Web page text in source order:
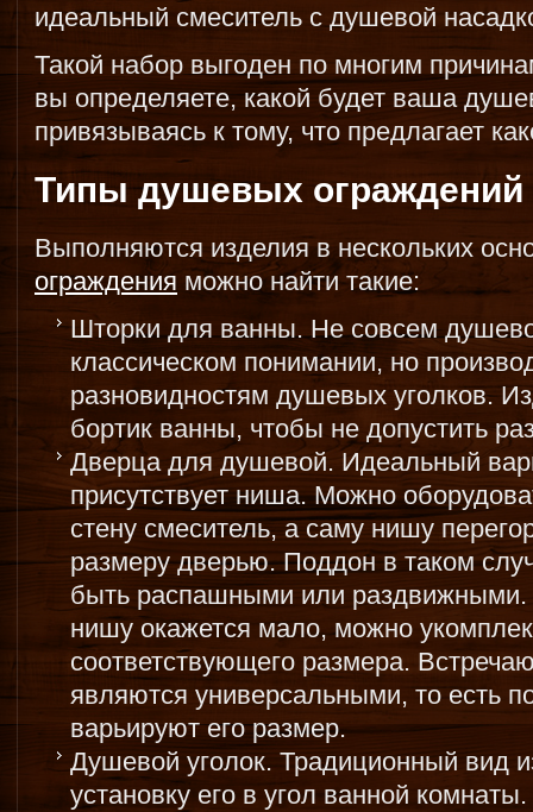
идеальный смеситель с душевой
Такой набор выгоден по многим
вы определяете, какой будет ваша
привязываясь к тому, что предлагает
Типы душевых ограждений
Выполняются изделия в нескольких
ограждения можно найти такие:
Шторки для ванны. Не совсем
классическом понимании, но
разновидностям душевых уголков.
бортик ванны, чтобы не допустить
Дверца для душевой. Идеальный
присутствует ниша. Можно
стену смеситель, а саму нишу
размеру дверью. Поддон в таком
быть распашными или раздвижными.
нишу окажется мало, можно
соответствующего размера.
являются универсальными, то есть
варьируют его размер.
Душевой уголок. Традиционный вид
установку его в угол ванной